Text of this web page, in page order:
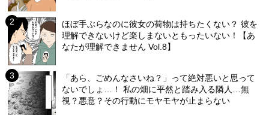
ほぼ手ぶらなのに彼女の荷物は持ちたくない？ 彼を
理解できないけど楽しまないともったいない！【あ
なたが理解できません Vol.8】
「あら、ごめんなさいね？」って絶対悪いと思って
ないでしょ…！ 私の畑に平然と踏み入る隣人…無
視？悪意？その行動にモヤモヤが止まらない